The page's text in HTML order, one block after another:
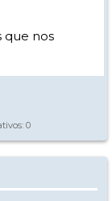
que nos
0